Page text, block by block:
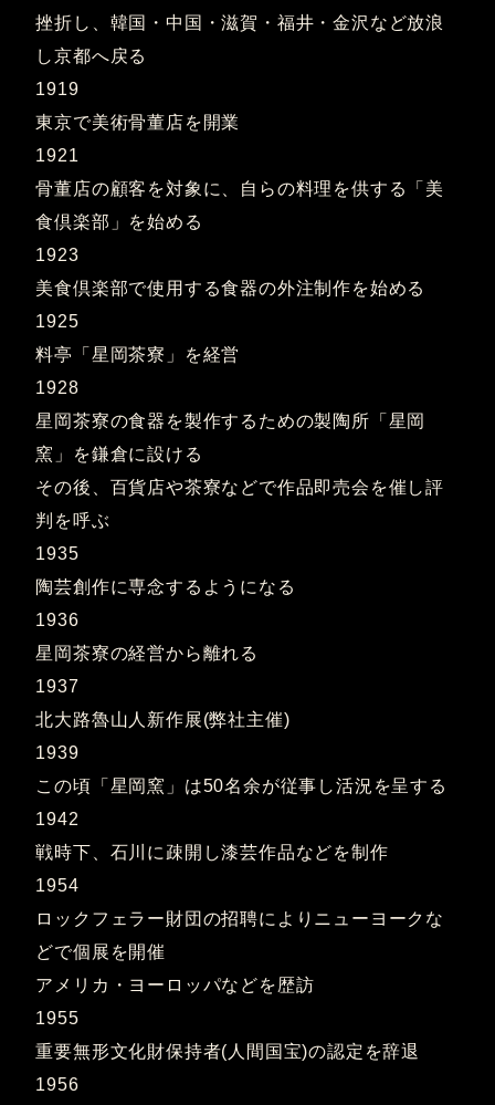
挫折し、韓国・中国・滋賀・福井・金沢など放浪
し京都へ戻る
1919
東京で美術骨董店を開業
1921
骨董店の顧客を対象に、自らの料理を供する「美
食倶楽部」を始める
1923
美食倶楽部で使用する食器の外注制作を始める
1925
料亭「星岡茶寮」を経営
1928
星岡茶寮の食器を製作するための製陶所「星岡
窯」を鎌倉に設ける
その後、百貨店や茶寮などで作品即売会を催し評
判を呼ぶ
1935
陶芸創作に専念するようになる
1936
星岡茶寮の経営から離れる
1937
北大路魯山人新作展(弊社主催)
1939
この頃「星岡窯」は50名余が従事し活況を呈する
1942
戦時下、石川に疎開し漆芸作品などを制作
1954
ロックフェラー財団の招聘によりニューヨークな
どで個展を開催
アメリカ・ヨーロッパなどを歴訪
1955
重要無形文化財保持者(人間国宝)の認定を辞退
1956